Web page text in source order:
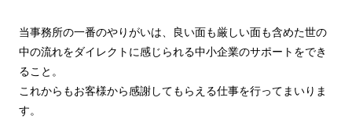
当事務所の一番のやりがいは、良い面も厳しい面も含めた世の
中の流れをダイレクトに感じられる中小企業のサポートをでき
ること。
これからもお客様から感謝してもらえる仕事を行ってまいりま
す。